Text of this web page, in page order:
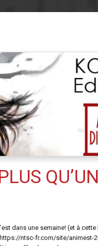
dans une semaine! (et à
ntsc-fr.com/site/animest-